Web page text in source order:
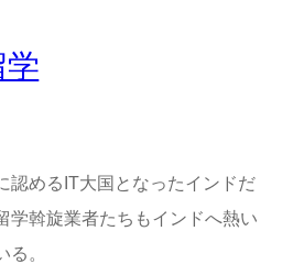
学
めるIT大国となったインドだ
学斡旋業者たちもインドへ熱い
。